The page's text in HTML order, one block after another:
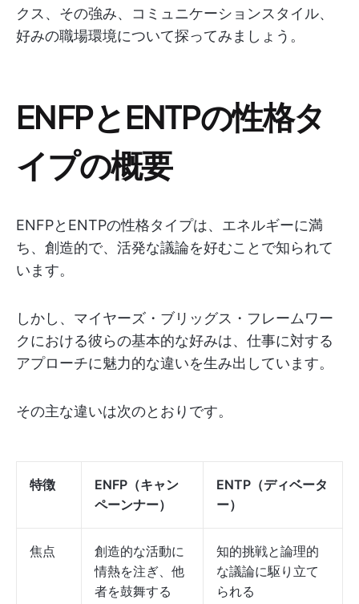
クス、その強み、コミュニケーションスタイル、
好みの職場環境について探ってみましょう。
ENFPとENTPの性格タ
イプの概要
ENFPとENTPの性格タイプは、エネルギーに満
ち、創造的で、活発な議論を好むことで知られて
います。
しかし、マイヤーズ・ブリッグス・フレームワー
クにおける彼らの基本的な好みは、仕事に対する
アプローチに魅力的な違いを生み出しています。
その主な違いは次のとおりです。
特徴
ENFP（キャン
ペーンナー）
ENTP（ディベータ
ー）
焦点
創造的な活動に
情熱を注ぎ、他
者を鼓舞する
知的挑戦と論理的
な議論に駆り立て
られる